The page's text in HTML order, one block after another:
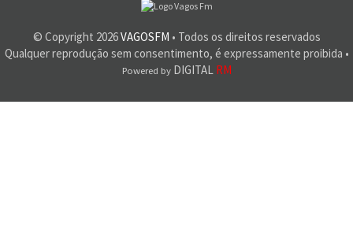
© Copyright 2026VAGOSFM • Todos os direitos reservados
Qualquer reprodução sem consentimento, é expressamente proibida •
Powered byDIGITAL RM